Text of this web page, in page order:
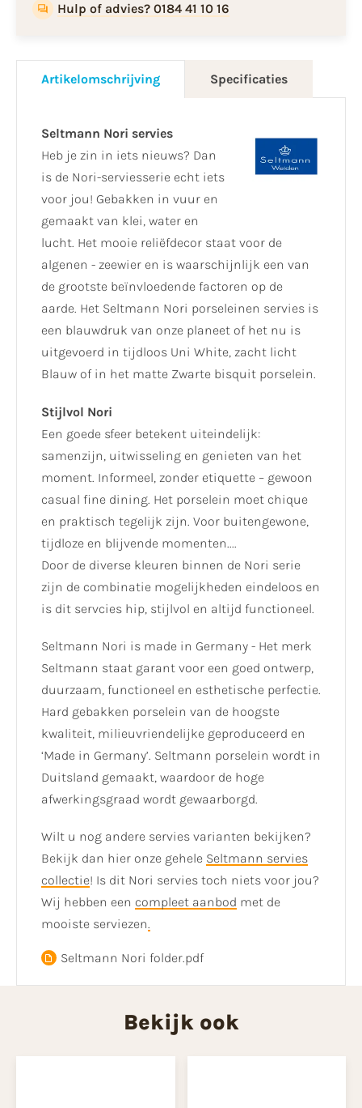
Hulp of advies? 0184 41 10 16
Artikelomschrijving Specificaties
Seltmann Nori servies
Heb je zin in iets nieuws? Dan
is de Nori-serviesserie echt iets
voor jou! Gebakken in vuur en
gemaakt van klei, water en
lucht. Het mooie reliëfdecor staat voor de
algenen - zeewier en is waarschijnlijk een van
de grootste beïnvloedende factoren op de
aarde. Het Seltmann Nori porseleinen servies is
een blauwdruk van onze planeet of het nu is
uitgevoerd in tijdloos Uni White, zacht licht
Blauw of in het matte Zwarte bisquit porselein.
Stijlvol Nori
Een goede sfeer betekent uiteindelijk:
samenzijn, uitwisseling en genieten van het
moment. Informeel, zonder etiquette – gewoon
casual fine dining. Het porselein moet chique
en praktisch tegelijk zijn. Voor buitengewone,
tijdloze en blijvende momenten....
Door de diverse kleuren binnen de Nori serie
zijn de combinatie mogelijkheden eindeloos en
is dit servcies hip, stijlvol en altijd functioneel.
Seltmann Nori is made in Germany - Het merk
Seltmann staat garant voor een goed ontwerp,
duurzaam, functioneel en esthetische perfectie.
Hard gebakken porselein van de hoogste
kwaliteit, milieuvriendelijke geproduceerd en
‘Made in Germany’. Seltmann porselein wordt in
Duitsland gemaakt, waardoor de hoge
afwerkingsgraad wordt gewaarborgd.
Wilt u nog andere servies varianten bekijken?
Bekijk dan hier onze gehele Seltmann servies
collectie! Is dit Nori servies toch niets voor jou?
Wij hebben een compleet aanbod met de
mooiste serviezen.
Seltmann Nori folder.pdf
Bekijk ook